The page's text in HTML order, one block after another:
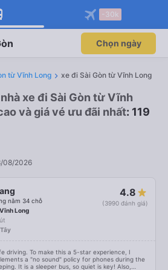
-30k
Chọn ngày
từ Vĩnh Long xe đi Sài Gòn từ Vĩnh Long
xe đi Sài Gòn từ Vĩnh
và giá vé ưu đãi nhất: 119
08/2026
nằm 34 chỗ
4.8
(3990 đánh giá)
Long
driving. To make this a 5-star experience, I
a "no sound" policy for phones during the
It is a sleeper bus, so quiet is key! Also,